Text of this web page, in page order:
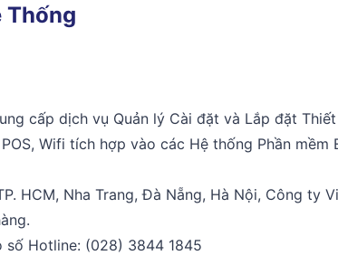
Thống
cấp dịch vụ Quản lý Cài đặt và Lắp đặt
Wifi tích hợp vào các Hệ thống Phần mềm
HCM, Nha Trang, Đà Nẵng, Hà Nội, Công ty
Hotline: (028) 3844 1845